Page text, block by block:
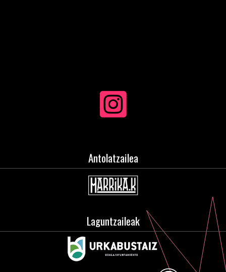
Antolatzailea
Laguntzaileak